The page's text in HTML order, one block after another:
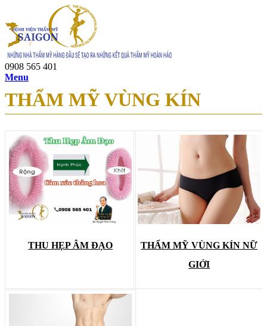
0908 565 401
Menu
THẨM MỸ VÙNG KÍN
THU HẸP ÂM ĐẠO
THẨM MỸ VÙNG KÍN NỮ
GIỚI